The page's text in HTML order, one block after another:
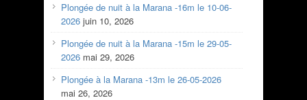
Plongée de nuit à la Marana -16m le 10-06-
2026 juin 10, 2026
Plongée de nuit à la Marana -15m le 29-05-
2026 mai 29, 2026
Plongée à la Marana -13m le 26-05-2026
mai 26, 2026